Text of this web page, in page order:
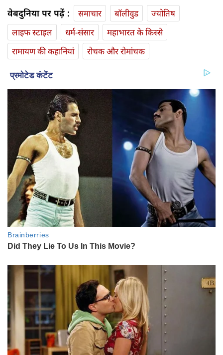
वेबदुनिया पर पढ़ें : समाचार बॉलीवुड
ज्योतिष
लाइफ स्‍टाइल
धर्म-संसार
महाभारत के किस्से
रामायण की कहानियां
रोचक और रोमांचक